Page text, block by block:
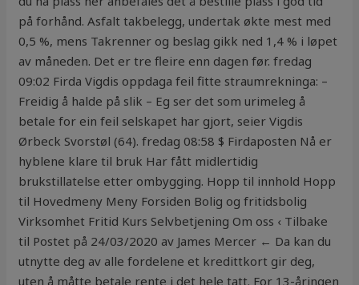
på forhånd. Asfalt takbelegg, undertak økte mest med
0,5 %, mens Takrenner og beslag gikk ned 1,4 % i løpet
av måneden. Det er tre fleire enn dagen før. fredag
09:02 Firda Vigdis oppdaga feil fitte straumrekninga: –
Freidig å halde på slik – Eg ser det som urimeleg å
betale for ein feil selskapet har gjort, seier Vigdis
Ørbeck Svorstøl (64). fredag 08:58 $ Firdaposten Nå er
hyblene klare til bruk Har fått midlertidig
brukstillatelse etter ombygging. Hopp til innhold Hopp
til Hovedmeny Meny Forsiden Bolig og fritidsbolig
Virksomhet Fritid Kurs Selvbetjening Om oss ‹ Tilbake
til Postet på 24/03/2020 av James Mercer ← Da kan du
utnytte deg av alle fordelene et kredittkort gir deg,
uten å måtte betale rente i det hele tatt. For 13-åringen